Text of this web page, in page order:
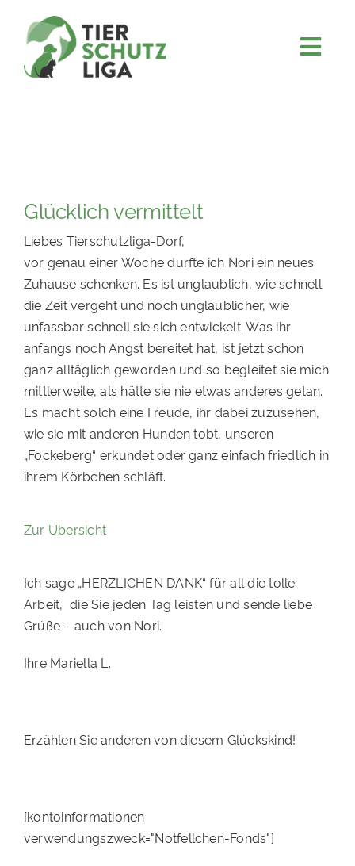
content
FÖRDERN & VERERBEN
KOOPERATIONEN
4KIDS
TIERHEIMTIERE
TIERHEIME
PATENSCHAFTEN
HELFER WERDEN
RATGEBER
Glücklich vermittelt
Liebes Tierschutzliga-Dorf,
vor genau einer Woche durfte ich Nori ein neues
Zuhause schenken. Es ist unglaublich, wie schnell
die Zeit vergeht und noch unglaublicher, wie
unfassbar schnell sie sich entwickelt. Was ihr
anfangs noch Angst bereitet hat, ist jetzt schon
ganz alltäglich geworden und so begleitet sie mich
mittlerweile, als hätte sie nie etwas anderes getan.
Es macht solch eine Freude, ihr dabei zuzusehen,
wie sie mit anderen Hunden tobt, unseren
„Fockeberg“ erkundet oder ganz einfach friedlich in
ihrem Körbchen schläft.
Zur Übersicht
Ich sage „HERZLICHEN DANK“ für all die tolle
Arbeit, die Sie jeden Tag leisten und sende liebe
Grüße – auch von Nori.
Ihre Mariella L.
Erzählen Sie anderen von diesem Glückskind!
[kontoinformationen
verwendungszweck="Notfellchen-Fonds"]